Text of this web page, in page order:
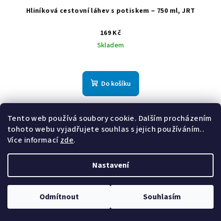
Tento web používá soubory cookie. Dalším procházením
tohoto webu vyjadřujete souhlas s jejich používáním..
Více informacízde.
Nastavení
Odmítnout Souhlasím
Hliníková cestovní láhev s potiskem – 750 ml, JRT
169 Kč
Skladem
Do košíku